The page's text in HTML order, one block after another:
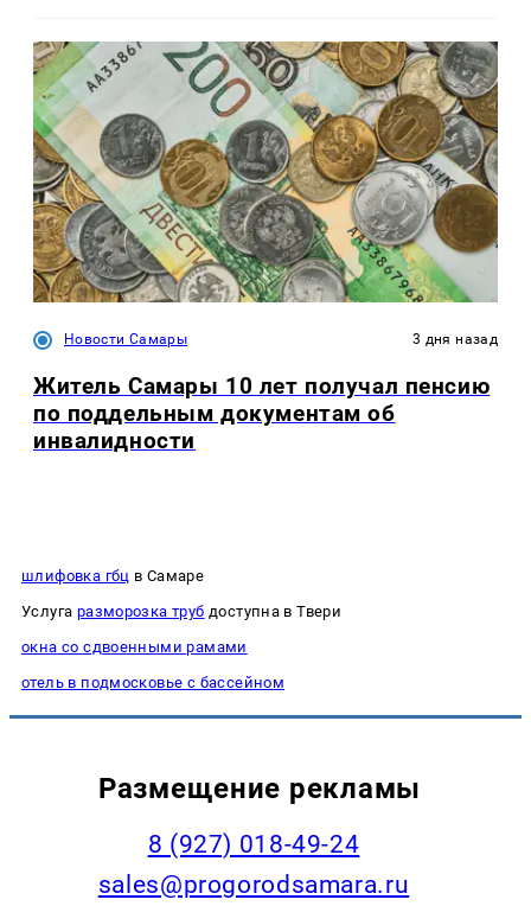
Новости Самары 3 дня назад
Житель Самары 10 лет получал пенсию
по поддельным документам об
инвалидности
шлифовка гбц в Самаре
Услуга разморозка труб доступна в Твери
окна со сдвоенными рамами
отель в подмосковье с бассейном
Размещение рекламы
8 (927) 018-49-24
sales@progorodsamara.ru